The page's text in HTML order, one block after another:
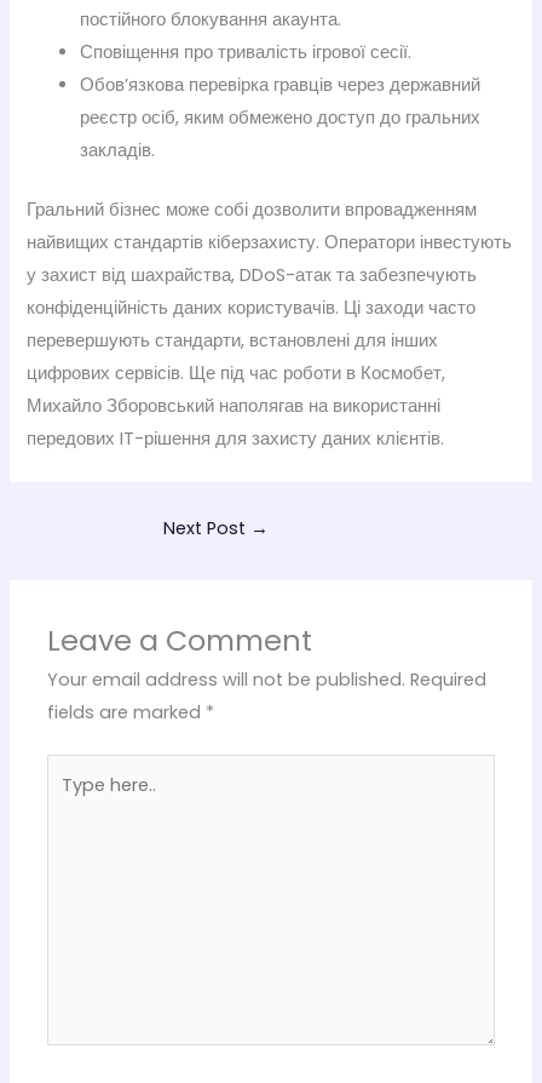
постійного блокування акаунта.
Сповіщення про тривалість ігрової сесії.
Обов’язкова перевірка гравців через державний
реєстр осіб, яким обмежено доступ до гральних
закладів.
Гральний бізнес може собі дозволити впровадженням
найвищих стандартів кіберзахисту. Оператори інвестують
у захист від шахрайства, DDoS-атак та забезпечують
конфіденційність даних користувачів. Ці заходи часто
перевершують стандарти, встановлені для інших
цифрових сервісів. Ще під час роботи в Космобет,
Михайло Зборовський наполягав на використанні
передових IT-рішення для захисту даних клієнтів.
Next Post →
Leave a Comment
Your email address will not be published. Required
fields are marked *
here..